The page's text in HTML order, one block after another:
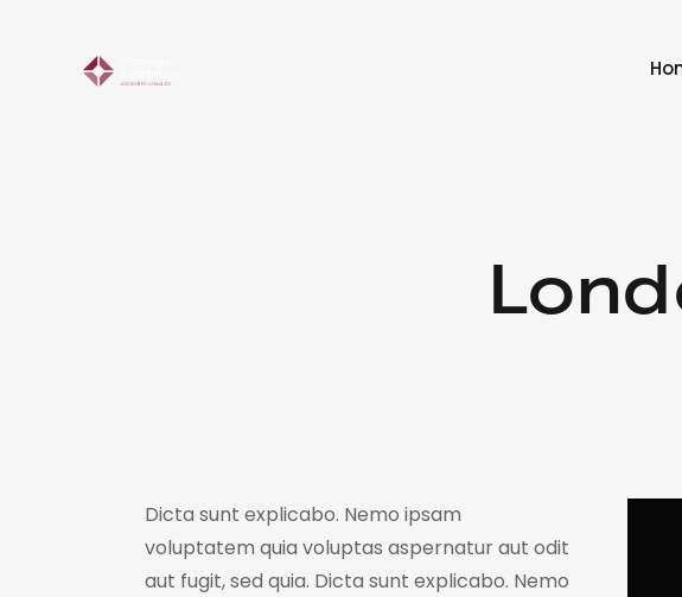
Dicta sunt explicabo. Nemo ipsam
voluptatem quia voluptas aspernatur aut odit
aut fugit, sed quia. Dicta sunt explicabo. Nemo